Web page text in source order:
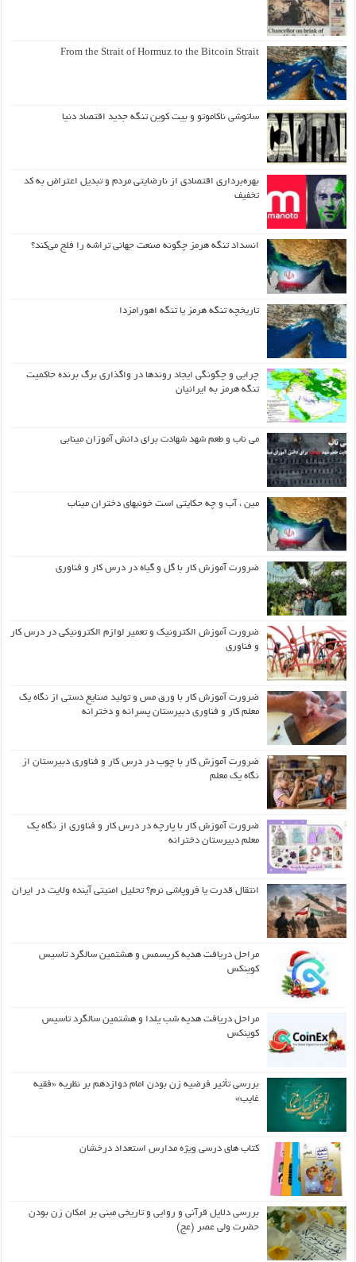
From the Strait of Hormuz to the Bitcoin Strait
ساتوشی ناکاموتو و بیت کوین تنگه جدید اقتصاد دنیا
بهره‌برداری اقتصادی از نارضایتی مردم و تبدیل اعتراض به کد
تخفیف
انسداد تنگه هرمز چگونه صنعت جهانی تراشه را فلج می‌کند؟
تاریخچه تنگه هرمز یا تنگه اهورامزدا
چرایی و چگونگی ایجاد روندها در واگذاری برگ برنده حاکمیت
تنگه هرمز به ایرانیان
می ناب و طعم شهد شهادت برای دانش آموزان مینابی
مین ، آب و چه حکایتی است خونبهای دختران میناب
ضرورت آموزش کار با گل و گیاه در درس کار و فناوری
ضرورت آموزش الکترونیک و تعمیر لوازم الکترونیکی در درس کار
و فناوری
ضرورت آموزش کار با ورق مس و تولید صنایع دستی از نگاه یک
معلم کار و فناوری دبیرستان پسرانه و دخترانه
ضرورت آموزش کار با چوب در درس کار و فناوری دبیرستان از
نگاه یک معلم
ضرورت آموزش کار با پارچه در درس کار و فناوری از نگاه یک
معلم دبیرستان دخترانه
انتقال قدرت یا فروپاشی نرم؟ تحلیل امنیتی آینده ولایت در ایران
مراحل دریافت هدیه کریسمس و هشتمین سالگرد تاسیس
کوینکس
مراحل دریافت هدیه شب یلدا و هشتمین سالگرد تاسیس
کوینکس
بررسی تأثیر فرضیه زن بودن امام دوازدهم بر نظریه «فقیه
غایب»
کتاب های درسی ویژه مدارس استعداد درخشان
بررسی دلایل قرآنی و روایی و تاریخی مبنی بر امکان زن بودن
حضرت ولی عصر (عج)